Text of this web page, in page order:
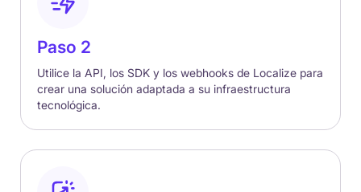
Paso 2
Utilice la API, los SDK y los webhooks de Localize para
crear una solución adaptada a su infraestructura
tecnológica.